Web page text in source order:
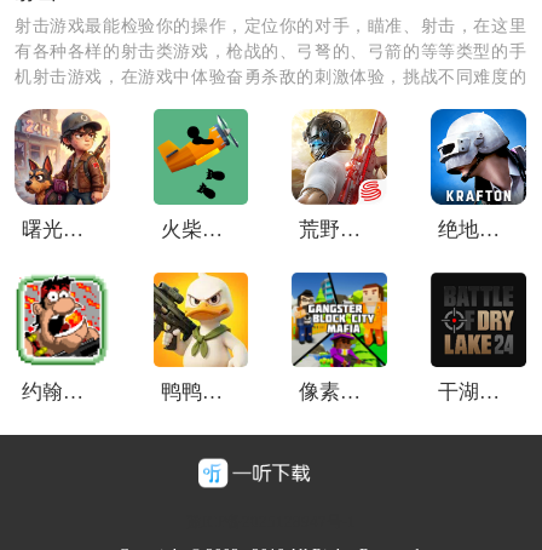
射击游戏最能检验你的操作，定位你的对手，瞄准、射击，在这里
有各种各样的射击类游戏，枪战的、弓弩的、弓箭的等等类型的手
机射击游戏，在游戏中体验奋勇杀敌的刺激体验，挑战不同难度的
曙光纪元手游 火柴人战机轰炸 荒野行动国际服 绝地求生未来之役测试服
约翰曼波手机版 鸭鸭生存中文版 像素帮派 干湖战役24